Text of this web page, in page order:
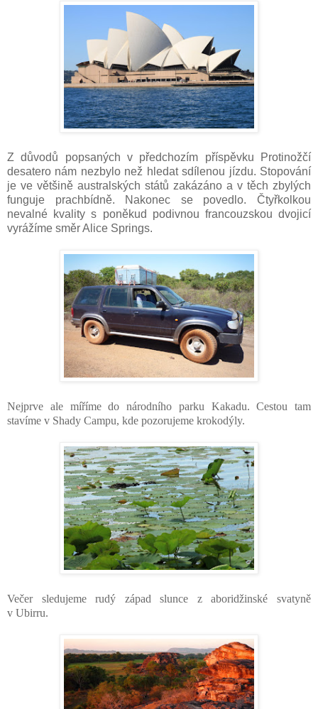
Z důvodů popsaných v předchozím příspěvku Protinožčí
desatero nám nezbylo než hledat sdílenou jízdu. Stopování
je ve většině australských států zakázáno a v těch zbylých
funguje prachbídně. Nakonec se povedlo. Čtyřkolkou
nevalné kvality s poněkud podivnou francouzskou dvojicí
vyrážíme směr Alice Springs.
Nejprve ale míříme do národního parku Kakadu. Cestou tam
stavíme v Shady Campu, kde pozorujeme krokodýly.
Večer sledujeme rudý západ slunce z aboridžinské svatyně
v Ubirru.